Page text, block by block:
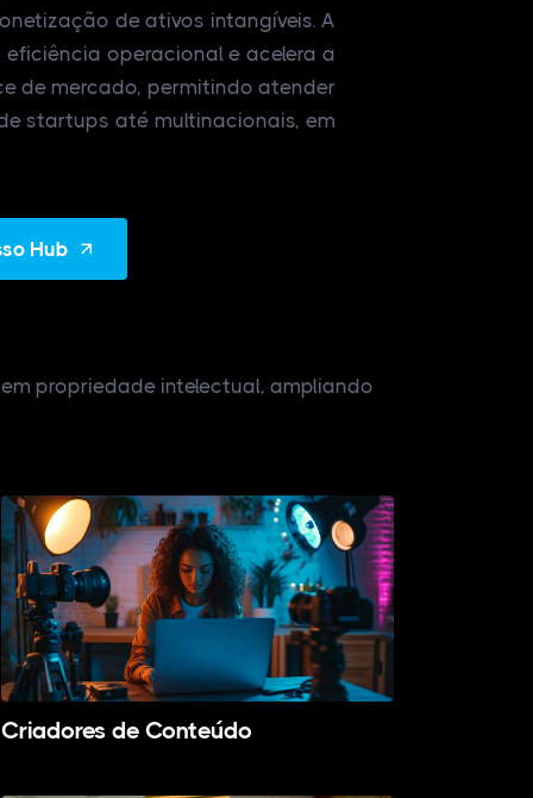
de ativos intangíveis. A
operacional e acelera a
de mercado, permitindo atender
startups até multinacionais, em
Hub
propriedade intelectual, ampliando
Criadores de Conteúdo